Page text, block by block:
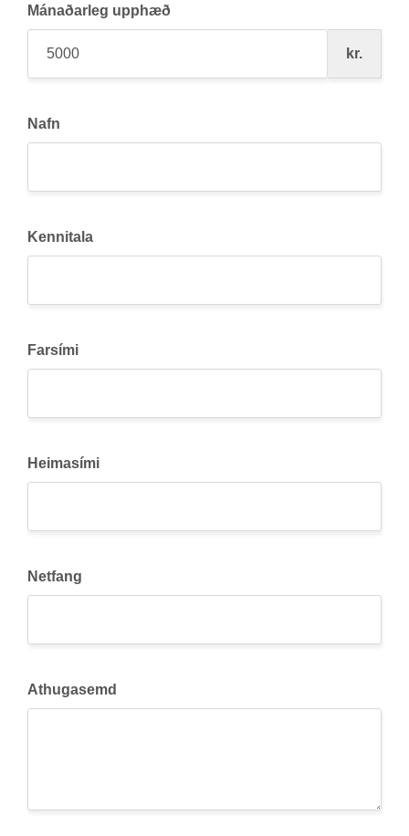
Mán­að­ar­leg upp­hæð
kr.
Nafn
Kennitala
Farsími
Heimasími
Netfang
Athugasemd